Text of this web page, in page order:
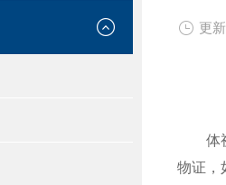
更
体视
物证，